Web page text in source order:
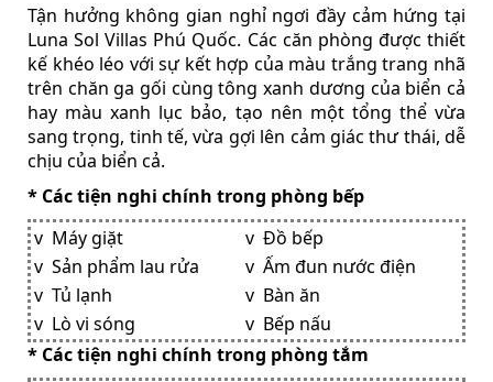
Tận hưởng không gian nghỉ ngơi đầy cảm hứng tại
Luna Sol Villas Phú Quốc. Các căn phòng được thiết
kế khéo léo với sự kết hợp của màu trắng trang nhã
trên chăn ga gối cùng tông xanh dương của biển cả
hay màu xanh lục bảo, tạo nên một tổng thể vừa
sang trọng, tinh tế, vừa gợi lên cảm giác thư thái, dễ
chịu của biển cả.
* Các tiện nghi chính trong phòng bếp
v Máy giặt
v Đồ bếp
v Sản phẩm lau rửa
v Ấm đun nước điện
v Tủ lạnh
v Bàn ăn
v Lò vi sóng
v Bếp nấu
* Các tiện nghi chính trong phòng tắm